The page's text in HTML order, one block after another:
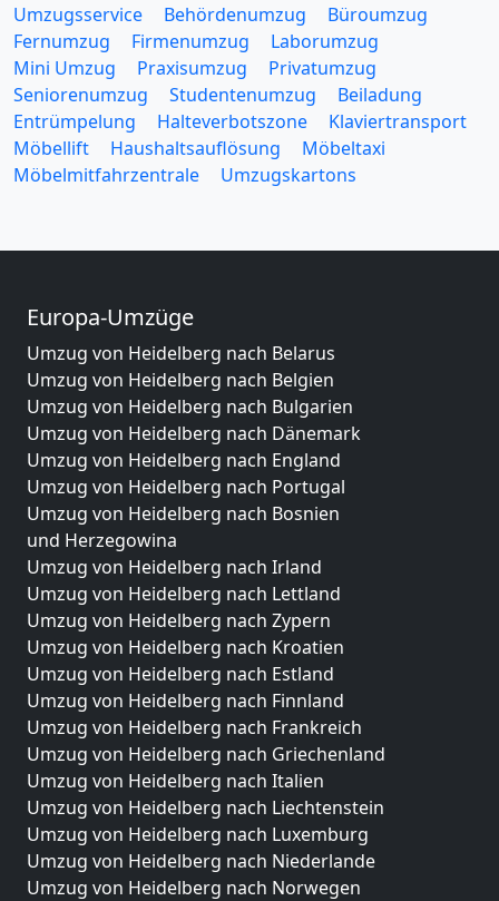
Umzugsservice Behördenumzug
Büroumzug
Fernumzug
Firmenumzug
Laborumzug
Mini Umzug
Praxisumzug
Privatumzug
Seniorenumzug
Studentenumzug
Beiladung
Entrümpelung
Halteverbotszone
Klaviertransport
Möbellift
Haushaltsauflösung
Möbeltaxi
Möbelmitfahrzentrale
Umzugskartons
Europa-Umzüge
Umzug von Heidelberg nach Belarus
Umzug von Heidelberg nach Belgien
Umzug von Heidelberg nach Bulgarien
Umzug von Heidelberg nach Dänemark
Umzug von Heidelberg nach England
Umzug von Heidelberg nach Portugal
Umzug von Heidelberg nach Bosnien
und Herzegowina
Umzug von Heidelberg nach Irland
Umzug von Heidelberg nach Lettland
Umzug von Heidelberg nach Zypern
Umzug von Heidelberg nach Kroatien
Umzug von Heidelberg nach Estland
Umzug von Heidelberg nach Finnland
Umzug von Heidelberg nach Frankreich
Umzug von Heidelberg nach Griechenland
Umzug von Heidelberg nach Italien
Umzug von Heidelberg nach Liechtenstein
Umzug von Heidelberg nach Luxemburg
Umzug von Heidelberg nach Niederlande
Umzug von Heidelberg nach Norwegen